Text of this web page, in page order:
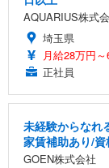
AQUARIUS株式
埼玉県
月給28万円
正社員
未経験からなれ
家賃補助あり/資
GOEN株式会社